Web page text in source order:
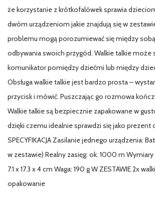
że korzystanie z krótkofalówek sprawia
dwóm urządzeniom jakie znajdują się w
problemu mogą porozumiewać się między
odbywania swoich przygód. Walkie talkie może
komunikator pomiędzy dziećmi lub między
Obsługa walkie talkie jest bardzo prosta –
przycisk i mówić. Puszczając go rozmowa
Walkie talkie są bezpiecznie zapakowane w
dzięki czemu idealnie sprawdzi się jako prezent
SPECYFIKACJA Zasilanie jednego urządzenia:
w zestawie) Realny zasięg: ok. 1000 m
7.1 x 17.3 x 4 cm Waga: 190 g W ZESTAWIE 2x
opakowanie